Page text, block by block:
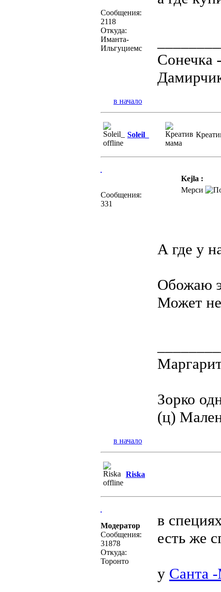
Сообщения:
2118
Откуда:
Иманта-
Ильгуциемс
Сонечка
в начало
Soleil_
Сообщения:
331
Kejla :
Мерси
А где у
Обожаю
Может
Зорко
(ц)
в начало
Riska
Модератор
Сообщения:
31878
Откуда:
Торонто
в
есть же
у Санта